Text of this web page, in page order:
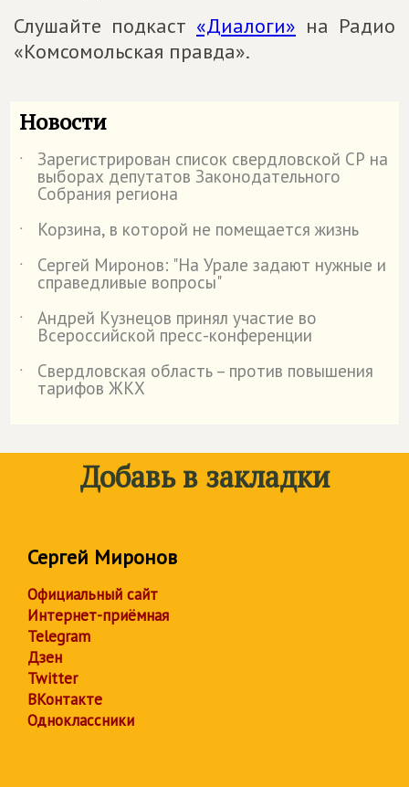
Слушайте подкаст «Диалоги» на Радио
«Комсомольская правда».
Новости
˙ Зарегистрирован список свердловской СР на
выборах депутатов Законодательного
Собрания региона
˙
Корзина, в которой не помещается жизнь
˙
Сергей Миронов: "На Урале задают нужные и
справедливые вопросы"
˙
Андрей Кузнецов принял участие во
Всероссийской пресс-конференции
˙
Свердловская область – против повышения
тарифов ЖКХ
Добавь в закладки
Сергей Миронов
Официальный сайт
Интернет-приёмная
Telegram
Дзен
Twitter
ВКонтакте
Одноклассники